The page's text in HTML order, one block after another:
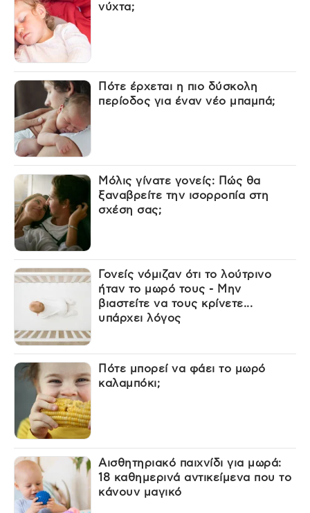
νύχτα;
Πότε έρχεται η πιο δύσκολη
περίοδος για έναν νέο μπαμπά;
Μόλις γίνατε γονείς: Πώς θα
ξαναβρείτε την ισορροπία στη
σχέση σας;
Γονείς νόμιζαν ότι το λούτρινο
ήταν το μωρό τους - Μην
βιαστείτε να τους κρίνετε...
υπάρχει λόγος
Πότε μπορεί να φάει το μωρό
καλαμπόκι;
Αισθητηριακό παιχνίδι για μωρά:
18 καθημερινά αντικείμενα που το
κάνουν μαγικό